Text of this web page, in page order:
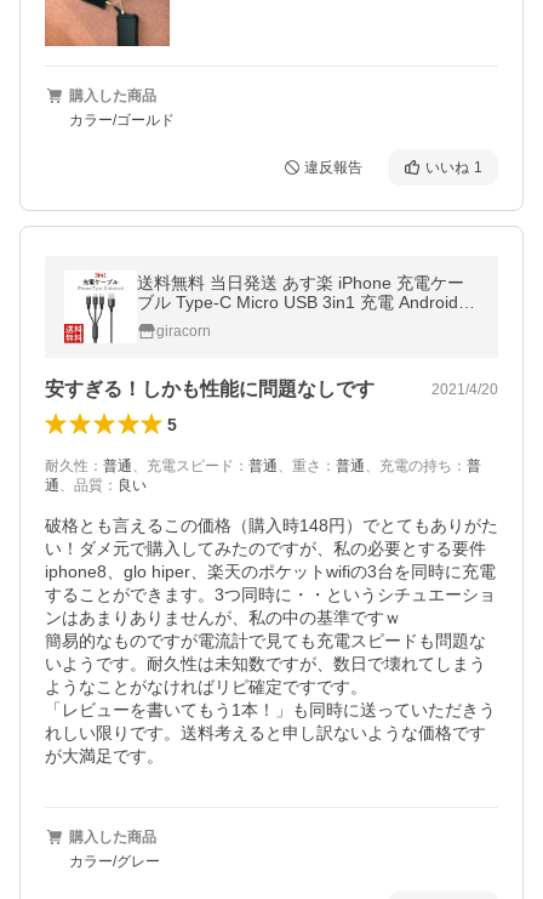
購入した商品
カラー/ゴールド
違反報告 いいね 1
送料無料 当日発送 あす楽 iPhone 充電ケー
ブル Type-C Micro USB 3in1 充電 Android
モバイルバッテリー 充電器 高耐久 1.2ｍ ア
イフォン
giracorn
安すぎる！しかも性能に問題なしです 2021/4/20
5
耐久性 ： 普通、 充電スピード ： 普通、 重さ ： 普通、 充電の持ち ： 普
通、 品質 ： 良い
破格とも言えるこの価格（購入時148円）でとてもありがた
い！ダメ元で購入してみたのですが、私の必要とする要件
iphone8、glo hiper、楽天のポケットwifiの3台を同時に充電
することができます。3つ同時に・・というシチュエーショ
ンはあまりありませんが、私の中の基準ですｗ
簡易的なものですが電流計で見ても充電スピードも問題な
いようです。耐久性は未知数ですが、数日で壊れてしまう
ようなことがなければリピ確定ですです。
「レビューを書いてもう1本！」も同時に送っていただきう
れしい限りです。送料考えると申し訳ないような価格です
が大満足です。
購入した商品
カラー/グレー